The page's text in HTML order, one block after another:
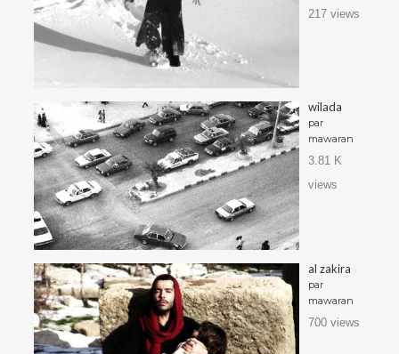
217 views
wilada
par
mawaran
3.81 K
views
al zakira
par
mawaran
700 views